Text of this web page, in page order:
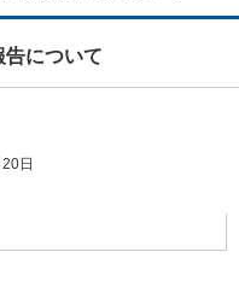
について
日